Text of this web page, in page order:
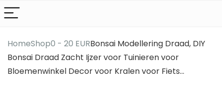
HomeShop0 - 20 EURBonsai Modellering Draad, DIY
Bonsai Draad Zacht Ijzer voor Tuinieren voor
Bloemenwinkel Decor voor Kralen voor Fiets…